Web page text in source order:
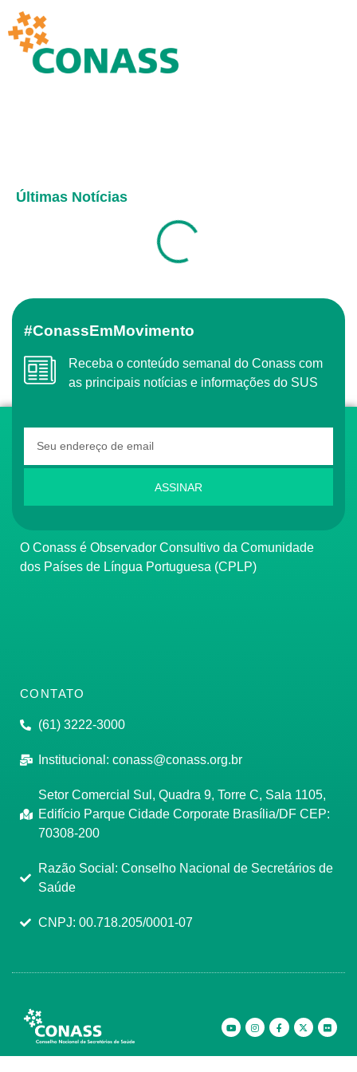
Últimas Notícias
#ConassEmMovimento
Receba o conteúdo semanal do Conass com
as principais notícias e informações do SUS
ASSINAR
O Conass é Observador Consultivo da Comunidade
dos Países de Língua Portuguesa (CPLP)
CONTATO
(61) 3222-3000
Institucional: conass@conass.org.br
Setor Comercial Sul, Quadra 9, Torre C, Sala 1105,
Edifício Parque Cidade Corporate Brasília/DF CEP:
70308-200
Razão Social: Conselho Nacional de Secretários de
Saúde
CNPJ: 00.718.205/0001-07